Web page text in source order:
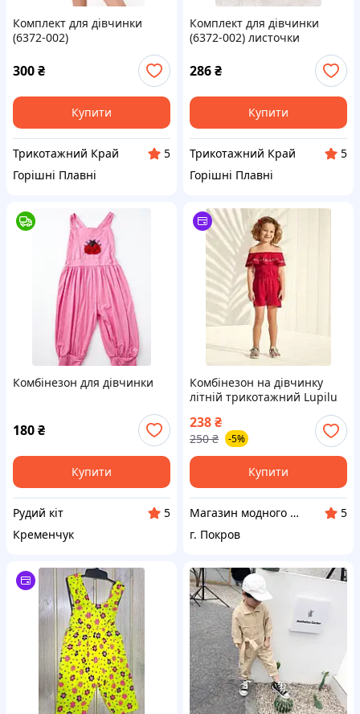
Комплект для дівчинки
(6372-002)
квіточки+листочки (сакура)
Трикотажний Край 140 см
300₴
Купити
Трикотажний Край
5
Горішні Плавні
Комплект для дівчинки
(6372-002) листочки
Трикотажний Край 134 см
286₴
Купити
Трикотажний Край
5
Горішні Плавні
Комбінезон для дівчинки
180₴
Купити
Рудий кіт
5
Кременчук
Комбінезон на дівчинку
літній трикотажний Lupilu
238₴
250 ₴ -5%
Купити
Магазин модного одягу "Sezon"
5
г. Покров